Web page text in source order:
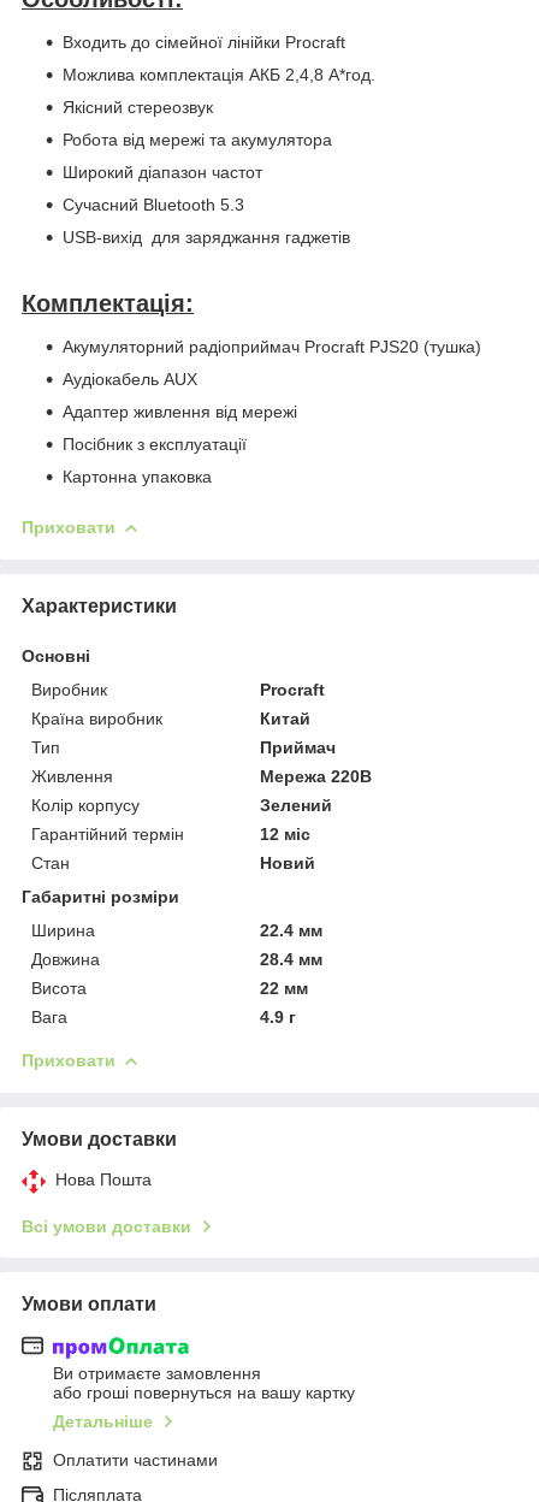
Входить до сімейної лінійки Procraft
Можлива комплектація АКБ 2,4,8 А*год.
Якісний стереозвук
Робота від мережі та акумулятора
Широкий діапазон частот
Сучасний Bluetooth 5.3
USB-вихід для заряджання гаджетів
Комплектація:
Акумуляторний радіоприймач Procraft PJS20 (тушка)
Аудіокабель AUX
Адаптер живлення від мережі
Посібник з експлуатації
Картонна упаковка
Приховати
Характеристики
Основні
Виробник
Procraft
Країна виробник
Китай
Тип
Приймач
Живлення
Мережа 220В
Колір корпусу
Зелений
Гарантійний термін
12 міс
Стан
Новий
Габаритні розміри
Ширина
22.4 мм
Довжина
28.4 мм
Висота
22 мм
Вага
4.9 г
Приховати
Умови доставки
Нова Пошта
Всі умови доставки
Умови оплати
Ви отримаєте замовлення
або гроші повернуться на вашу картку
Детальніше
Оплатити частинами
Післяплата